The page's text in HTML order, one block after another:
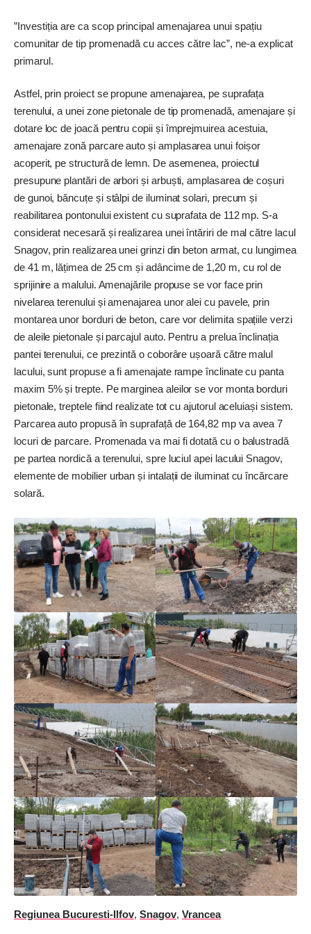
”Investiția are ca scop principal amenajarea unui spațiu
comunitar de tip promenadă cu acces către lac”, ne-a explicat
primarul.
Astfel, prin proiect se propune amenajarea, pe suprafața
terenului, a unei zone pietonale de tip promenadă, amenajare și
dotare loc de joacă pentru copii și împrejmuirea acestuia,
amenajare zonă parcare auto și amplasarea unui foișor
acoperit, pe structură de lemn. De asemenea, proiectul
presupune plantări de arbori și arbuști, amplasarea de coșuri
de gunoi, băncuțe și stâlpi de iluminat solari, precum și
reabilitarea pontonului existent cu suprafata de 112 mp. S-a
considerat necesară și realizarea unei întăriri de mal către lacul
Snagov, prin realizarea unei grinzi din beton armat, cu lungimea
de 41 m, lățimea de 25 cm și adâncime de 1,20 m, cu rol de
sprijinire a malului. Amenajările propuse se vor face prin
nivelarea terenului și amenajarea unor alei cu pavele, prin
montarea unor borduri de beton, care vor delimita spațiile verzi
de aleile pietonale și parcajul auto. Pentru a prelua înclinația
pantei terenului, ce prezintă o coborâre ușoară către malul
lacului, sunt propuse a fi amenajate rampe înclinate cu panta
maxim 5% și trepte. Pe marginea aleilor se vor monta borduri
pietonale, treptele fiind realizate tot cu ajutorul aceluiași sistem.
Parcarea auto propusă în suprafață de 164,82 mp va avea 7
locuri de parcare. Promenada va mai fi dotată cu o balustradă
pe partea nordică a terenului, spre luciul apei lacului Snagov,
elemente de mobilier urban și intalații de iluminat cu încărcare
solară.
Regiunea Bucuresti-Ilfov, Snagov, Vrancea